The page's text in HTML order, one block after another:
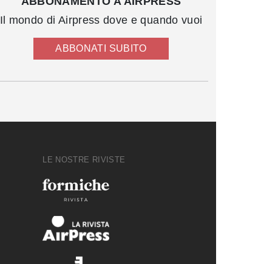
Il mondo di Airpress dove e quando vuoi
ABBONATI SUBITO
LE NOSTRE RIVISTE